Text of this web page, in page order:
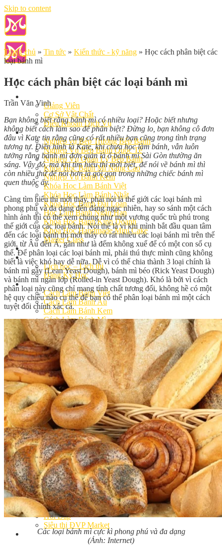
Skip to content
Giảng Viên
Cơ Sở Vật Chất
Điều Khoản Dịch Vụ
Học Làm Bánh
Nghiệp vụ Bếp Trưởng Bếp Bánh
Nghiệp Vụ Bếp Bánh Quốc Tế
Nghiệp Vụ Quản Lý Bếp Bánh
Khóa Học Bánh Mì Nâng Cao
Nghiệp Vụ Bánh Kem
Khóa Học Làm Bánh Việt
Khóa Học Làm Bánh Nhật
Khóa Học Bánh Đài Loan
Học Làm Bánh Ngắn Hạn
Khóa Học Bánh Kinh Doanh
Khóa Học Handmade Mini Cake
Master Class
Chuyên Đề
Khai Giảng
Lịch học – Lịch thi
Đăng Ký Học
Công Thức
Cách Làm Bánh Việt
Cách Làm Bánh Âu
Cách Làm Bánh Kem
Cách Làm Bánh Mì
Cách Làm Bánh Trung Thu
Cách Làm Bánh Flan
Cách Làm Bánh Bao
Cách Làm Bánh Bông Lan
Cách Làm Bánh Su Kem
Cách làm bánh CupCake
Cách Làm Bánh Pizza
Cách làm bánh chay
Cách Làm Kẹo – Mứt
Video
Tin tức
Tin Tổng Hợp
Hướng Nghiệp Á Âu
Bếp Nhà Kate
Kinh Nghiệm Kinh Doanh
Cơ Hội Việc Làm
Kiến Thức – Kỹ Năng
Dụng Cụ Làm Bánh
Nguyên Liệu Làm Bánh
Gương Thành Công
Thư Viện Hình Ảnh
Hỏi Đáp
Siêu thị ĐVP Market
Việc Làm
Trang chủ » Tin tức » Kiến thức - kỹ năng » Học cách phân biệt các
loại bánh mì
Học cách phân biệt các loại bánh mì
Trần Văn Vinh
Bạn không biết rằng bánh mì có nhiều loại? Hoặc biết nhưng
không biết cách làm sao để phân biệt? Đừng lo, bạn không cô đơn
đâu vì Kate tin rằng cũng có rất nhiều bạn cũng trong tình trạng
tương tự. Điển hình là Kate, khi chưa học làm bánh, vẫn luôn
tưởng rằng bánh mì đơn giản là ổ bánh mì Sài Gòn thường ăn
sáng. Vậy đó, mà khi tìm hiểu thì mới biết, để nói về bánh mì thì
còn nhiều thứ để nói hơn là gói gọn trong những chiếc bánh mì
quen thuộc ấy.
Càng tìm hiểu thì mới thấy, phải nói là thế giới các loại bánh mì
phong phú và đa dạng đến đáng ngạc nhiên, hay so sánh một cách
hình ảnh thì có thể xem chúng như một vương quốc trù phú trong
thế giới của các loại bánh. Nói thế là vì khi mình bắt đầu quan tâm
đến các loại bánh thì mới thấy có rất nhiều các loại bánh mì trên thế
giới, từ Âu đến Á, gần như là đếm không xuể để có một con số cụ
thể. Để phân loại các loại bánh mì, phải thú thực mình cũng không
biết là việc khó hay dễ nữa. Dễ vì có thể chia thành 3 loại chính là
bánh mì gầy (Lean Yeast Dough), bánh mì béo (Rick Yeast Dough)
và bánh mì ngàn lớp (Rolled-in Yeast Dough). Khó là bởi vì cách
phân loại này cũng chỉ mang tính chất tương đối, không hề có một
hệ quy chiếu nào cụ thể để bạn có thể phân loại bánh mì một cách
tuyệt đối chính xác cả.
Các loại bánh mì cực kì phong phú và đa dạng
(Ảnh: Internet)